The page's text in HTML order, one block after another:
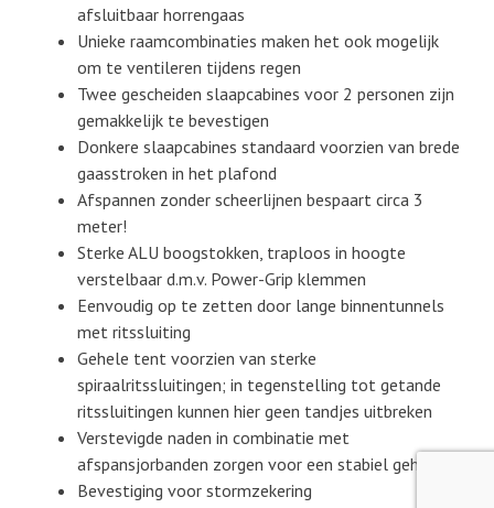
afsluitbaar horrengaas
Unieke raamcombinaties maken het ook mogelijk
om te ventileren tijdens regen
Twee gescheiden slaapcabines voor 2 personen zijn
gemakkelijk te bevestigen
Donkere slaapcabines standaard voorzien van brede
gaasstroken in het plafond
Afspannen zonder scheerlijnen bespaart circa 3
meter!
Sterke ALU boogstokken, traploos in hoogte
verstelbaar d.m.v. Power-Grip klemmen
Eenvoudig op te zetten door lange binnentunnels
met ritssluiting
Gehele tent voorzien van sterke
spiraalritssluitingen; in tegenstelling tot getande
ritssluitingen kunnen hier geen tandjes uitbreken
Verstevigde naden in combinatie met
afspansjorbanden zorgen voor een stabiel geheel
Bevestiging voor stormzekering